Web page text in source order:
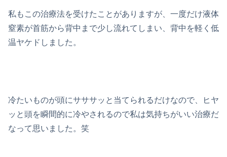
私もこの治療法を受けたことがありますが、一度だけ液体
窒素が首筋から背中まで少し流れてしまい、背中を軽く低
温ヤケドしました。
冷たいものが頭にサササッと当てられるだけなので、ヒヤ
ッと頭を瞬間的に冷やされるので私は気持ちがいい治療だ
なって思いました。笑